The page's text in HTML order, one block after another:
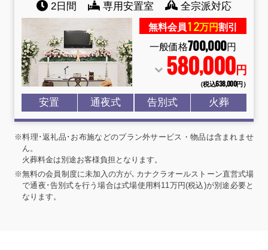
2日間 専用安置室 全宗派対応
無料会員12万円割引
一般価格700,000円
580,000円
（税込638,000円）
安置 通夜式 告別式 火葬
※料理･返礼品･お布施などのプラン外サービス・物品は含まれませ
ん。
火葬料金は別途お客様負担となります。
※無料の会員制度に未加入の方が､カナクラオールストーン直営式場
で通夜･告別式を行う場合は式場使用料11万円(税込)が別途必要と
なります。